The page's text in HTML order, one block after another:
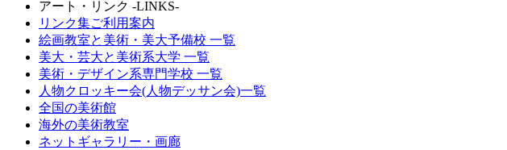
アート・リンク -LINKS-
リンク集ご利用案内
絵画教室と美術・ 美大予備校 一覧
美大・芸大と 美術系大学 一覧
美術・デザイン系専門学校 一覧
人物クロッキー会(人物デッサン会)一覧
全国の美術館
海外の美術教室
ネットギャラリー・画廊